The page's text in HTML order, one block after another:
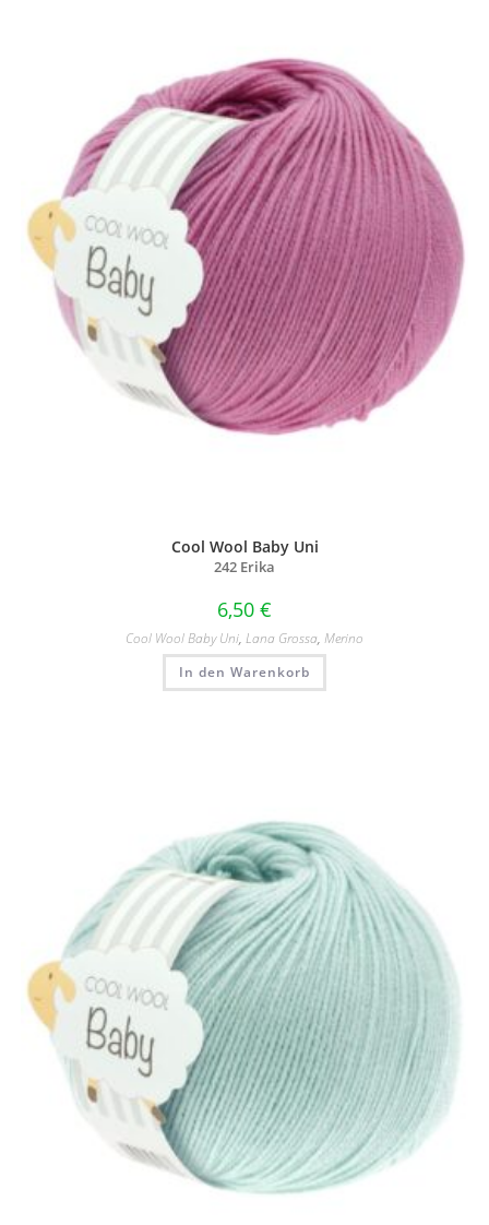
Cool Wool Baby Uni
242 Erika
6,50 €
Cool Wool Baby Uni, Lana Grossa, Merino
In den Warenkorb